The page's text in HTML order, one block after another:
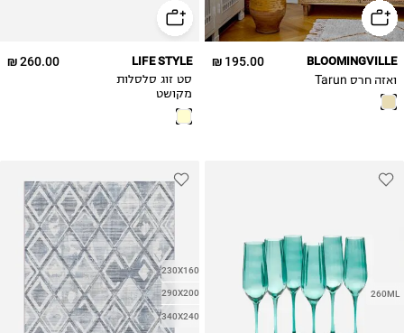
195.00 ₪ BLOOMINGVILLE
ואזה חרס Tarun
260.00 ₪ LIFE STYLE
סט זוג סלסלות
מקושט
260ML
230X160
290X200
340X240